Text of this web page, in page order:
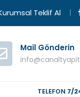
Teklif Al |
Mail Gönderin
TELEFON 7/